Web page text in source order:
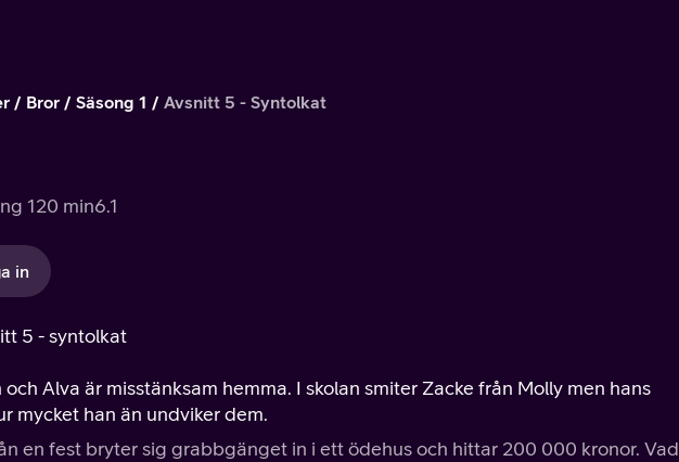
Bror Säsong 1 Avsnitt 5 - Syntolkat
120 min6.1
in
5 - syntolkat
Alva är misstänksam hemma. I skolan smiter Zacke från Molly men hans
mycket han än undviker dem.
en fest bryter sig grabbgänget in i ett ödehus och hittar 200 000 kronor. Vad